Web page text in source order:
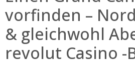
vorfinden –
& gleichwohl
revolut Casino -